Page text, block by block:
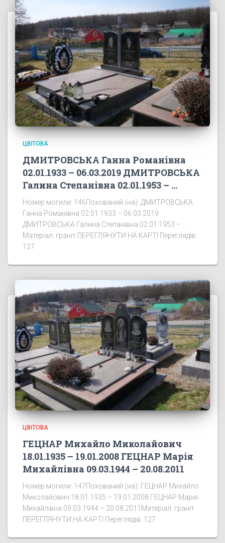
ЦВІТОВА
ДМИТРОВСЬКА Ганна Романівна
02.01.1933 – 06.03.2019 ДМИТРОВСЬКА
Галина Степанівна 02.01.1953 – …
Номер могили: 146Похований (на): ДМИТРОВСЬКА
Ганна Романівна 02.01.1933 – 06.03.2019
ДМИТРОВСЬКА Галина Степанівна 02.01.1953 – …
Матеріал: граніт ПЕРЕГЛЯНУТИ НА КАРТІ Переглядів:
127
ЦВІТОВА
ГЕЦНАР Михайло Миколайович
18.01.1935 – 19.01.2008 ГЕЦНАР Марія
Михайлівна 09.03.1944 – 20.08.2011
Номер могили: 147Похований (на): ГЕЦНАР Михайло
Миколайович 18.01.1935 – 19.01.2008 ГЕЦНАР Марія
Михайлівна 09.03.1944 – 20.08.2011Матеріал: граніт
ПЕРЕГЛЯНУТИ НА КАРТІ Переглядів: 127